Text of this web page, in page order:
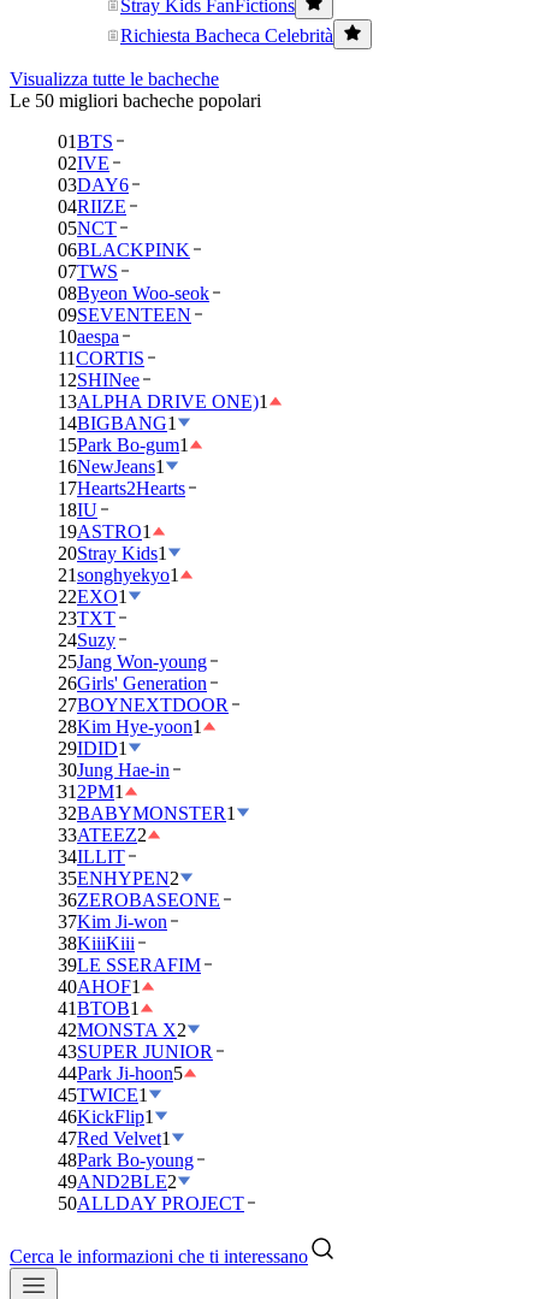
Stray Kids FanFictions
Richiesta Bacheca Celebrità
Visualizza tutte le bacheche
Le 50 migliori bacheche popolari
01BTS
02IVE
03DAY6
04RIIZE
05NCT
06BLACKPINK
07TWS
08Byeon Woo-seok
09SEVENTEEN
10aespa
11CORTIS
12SHINee
13ALPHA DRIVE ONE)1
14BIGBANG1
15Park Bo-gum1
16NewJeans1
17Hearts2Hearts
18IU
19ASTRO1
20Stray Kids1
21songhyekyo1
22EXO1
23TXT
24Suzy
25Jang Won-young
26Girls' Generation
27BOYNEXTDOOR
28Kim Hye-yoon1
29IDID1
30Jung Hae-in
31 2PM1
32BABYMONSTER1
33ATEEZ2
34ILLIT
35ENHYPEN2
36ZEROBASEONE
37Kim Ji-won
38KiiiKiii
39LE SSERAFIM
40AHOF1
41BTOB1
42MONSTA X2
43SUPER JUNIOR
44Park Ji-hoon5
45TWICE1
46KickFlip1
47Red Velvet1
48Park Bo-young
49AND2BLE2
50ALLDAY PROJECT
Cerca le informazioni che ti interessano